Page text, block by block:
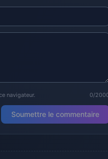
navigateur. 0/
Soumettre le commentaire